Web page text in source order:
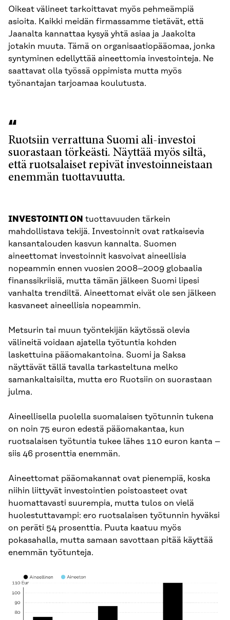
Oikeat välineet tarkoittavat myös pehmeämpiä
asioita. Kaikki meidän firmassamme tietävät, että
Jaanalta kannattaa kysyä yhtä asiaa ja Jaakolta
jotakin muuta. Tämä on organisaatiopääomaa, jonka
syntyminen edellyttää aineettomia investointeja. Ne
saattavat olla työssä oppimista mutta myös
työnantajan tarjoamaa koulutusta.
Ruotsiin verrattuna Suomi ali-investoi
suorastaan törkeästi. Näyttää myös siltä,
että ruotsalaiset repivät investoinneistaan
enemmän tuottavuutta.
INVESTOINTI ON tuottavuuden tärkein
mahdollistava tekijä. Investoinnit ovat ratkaisevia
kansantalouden kasvun kannalta. Suomen
aineettomat investoinnit kasvoivat aineellisia
nopeammin ennen vuosien 2008–2009 globaalia
finanssikriisiä, mutta tämän jälkeen Suomi lipesi
vanhalta trendiltä. Aineettomat eivät ole sen jälkeen
kasvaneet aineellisia nopeammin.
Metsurin tai muun työntekijän käytössä olevia
välineitä voidaan ajatella työtuntia kohden
laskettuina pääomakantoina. Suomi ja Saksa
näyttävät tällä tavalla tarkasteltuna melko
samankaltaisilta, mutta ero Ruotsiin on suorastaan
julma.
Aineellisella puolella suomalaisen työtunnin tukena
on noin 75 euron edestä pääomakantaa, kun
ruotsalaisen työtuntia tukee lähes 110 euron kanta –
siis 46 prosenttia enemmän.
Aineettomat pääomakannat ovat pienempiä, koska
niihin liittyvät investointien poistoasteet ovat
huomattavasti suurempia, mutta tulos on vielä
huolestuttavampi: ero ruotsalaisen työtunnin hyväksi
on peräti 54 prosenttia. Puuta kaatuu myös
pokasahalla, mutta samaan savottaan pitää käyttää
enemmän työtunteja.